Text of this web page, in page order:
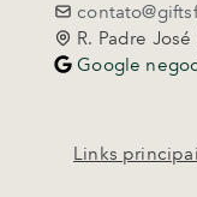
R. Padre
Google
Links